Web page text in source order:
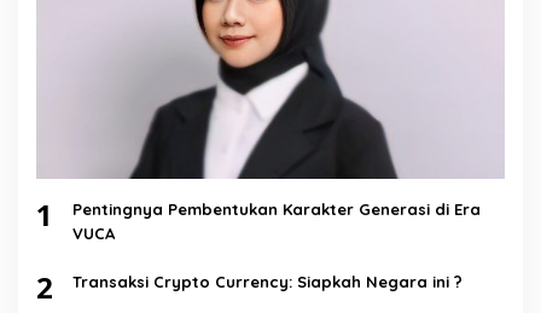
1
Pentingnya Pembentukan Karakter Generasi di Era
VUCA
2 Transaksi Crypto Currency: Siapkah Negara ini ?